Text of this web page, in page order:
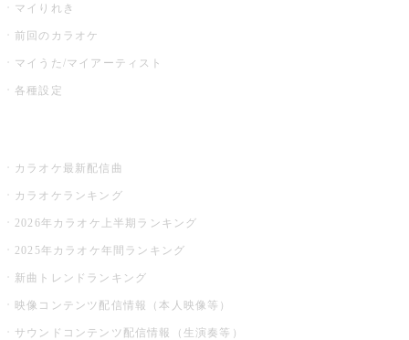
マイりれき
前回のカラオケ
マイうた/マイアーティスト
各種設定
カラオケ最新配信曲
カラオケランキング
2026年カラオケ上半期ランキング
2025年カラオケ年間ランキング
新曲トレンドランキング
映像コンテンツ配信情報（本人映像等）
サウンドコンテンツ配信情報（生演奏等）